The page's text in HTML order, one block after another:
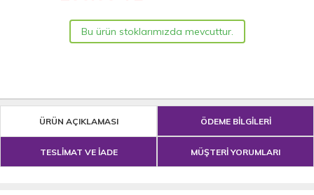
Bu ürün stoklarımızda mevcuttur.
ÜRÜN AÇIKLAMASI ÖDEME BİLGİLERİ
TESLİMAT VE İADE MÜŞTERİ YORUMLARI